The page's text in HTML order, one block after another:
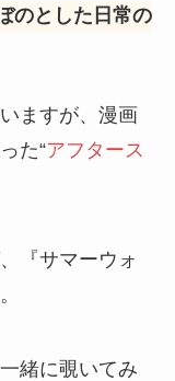
のとした日常の
ますが、漫画
た“アフタース
『サマーウォ
緒に覗いてみ